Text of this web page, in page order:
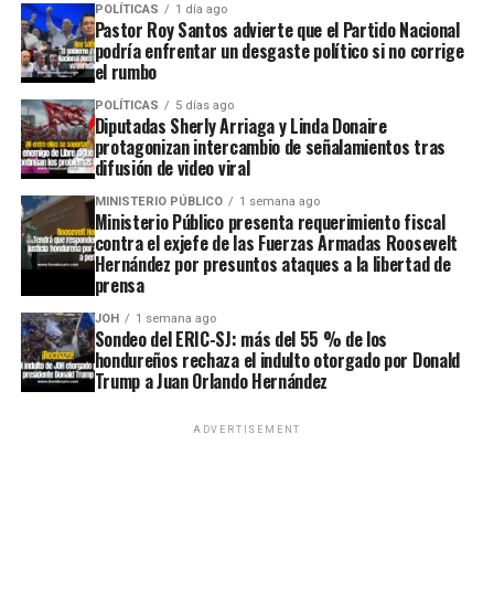
POLÍTICAS 1 día ago
Pastor Roy Santos advierte que el Partido Nacional
podría enfrentar un desgaste político si no corrige
el rumbo
POLÍTICAS 5 días ago
Diputadas Sherly Arriaga y Linda Donaire
protagonizan intercambio de señalamientos tras
difusión de video viral
MINISTERIO PÚBLICO 1 semana ago
Ministerio Público presenta requerimiento fiscal
contra el exjefe de las Fuerzas Armadas Roosevelt
Hernández por presuntos ataques a la libertad de
prensa
JOH 1 semana ago
Sondeo del ERIC-SJ: más del 55 % de los
hondureños rechaza el indulto otorgado por Donald
Trump a Juan Orlando Hernández
ADVERTISEMENT